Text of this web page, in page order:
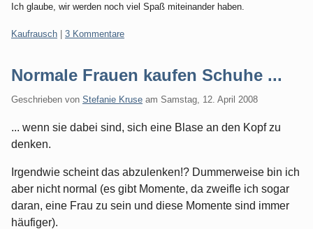
Ich glaube, wir werden noch viel Spaß miteinander haben.
Kategorien:
Kaufrausch 3 Kommentare
Normale Frauen kaufen Schuhe ...
Geschrieben von Stefanie Kruse am Samstag, 12. April 2008
... wenn sie dabei sind, sich eine Blase an den Kopf zu
denken.
Irgendwie scheint das abzulenken!? Dummerweise bin ich
aber nicht normal (es gibt Momente, da zweifle ich sogar
daran, eine Frau zu sein und diese Momente sind immer
häufiger).